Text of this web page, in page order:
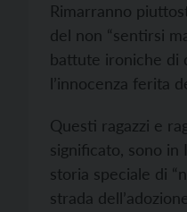
Rimarranno
del non “sentirsi
battute ironiche di
l’innocenza ferita
Questi ragazzi e
significato, sono
storia speciale di
strada